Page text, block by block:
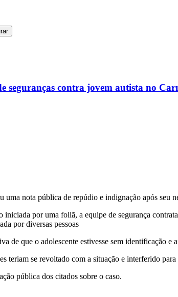
seguranças contra jovem autista no
nota pública de repúdio e indignação após seu
iniciada por uma foliã, a equipe de segurança
por diversas pessoas
de que o adolescente estivesse sem identificação
teriam se revoltado com a situação e interferido para
pública dos citados sobre o caso.